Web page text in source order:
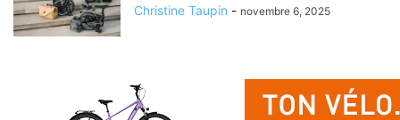
Christine Taupin - novembre 6, 2025